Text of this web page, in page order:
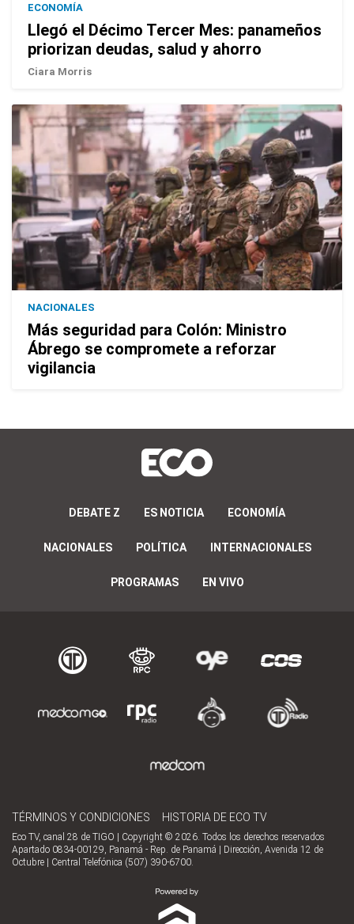
ECONOMÍA
Llegó el Décimo Tercer Mes: panameños
priorizan deudas, salud y ahorro
Ciara Morris
NACIONALES
Más seguridad para Colón: Ministro
Ábrego se compromete a reforzar
vigilancia
DEBATE Z ES NOTICIA ECONOMÍA
NACIONALES POLÍTICA INTERNACIONALES
PROGRAMAS EN VIVO
TÉRMINOS Y CONDICIONES HISTORIA DE ECO TV
Eco TV, canal 28 de TIGO | Copyright © 2026. Todos los derechos reservados
Apartado 0834-00129, Panamá - Rep. de Panamá | Dirección, Avenida 12 de
Octubre | Central Telefónica (507) 390-6700.